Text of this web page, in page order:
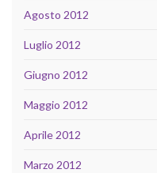
Agosto 2012
Luglio 2012
Giugno 2012
Maggio 2012
Aprile 2012
Marzo 2012